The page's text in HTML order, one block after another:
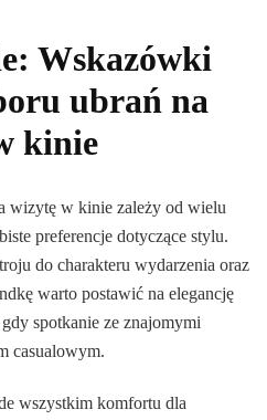
Wskazówki
ubrań na
kinie
wizytę w kinie zależy od wielu
preferencje dotyczące stylu.
do charakteru wydarzenia oraz
warto postawić na elegancję
spotkanie ze znajomymi
casualowym.
wszystkim komfortu dla